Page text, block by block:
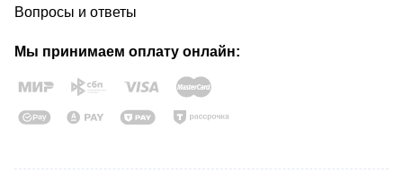
Вопросы и ответы
Мы принимаем оплату онлайн: